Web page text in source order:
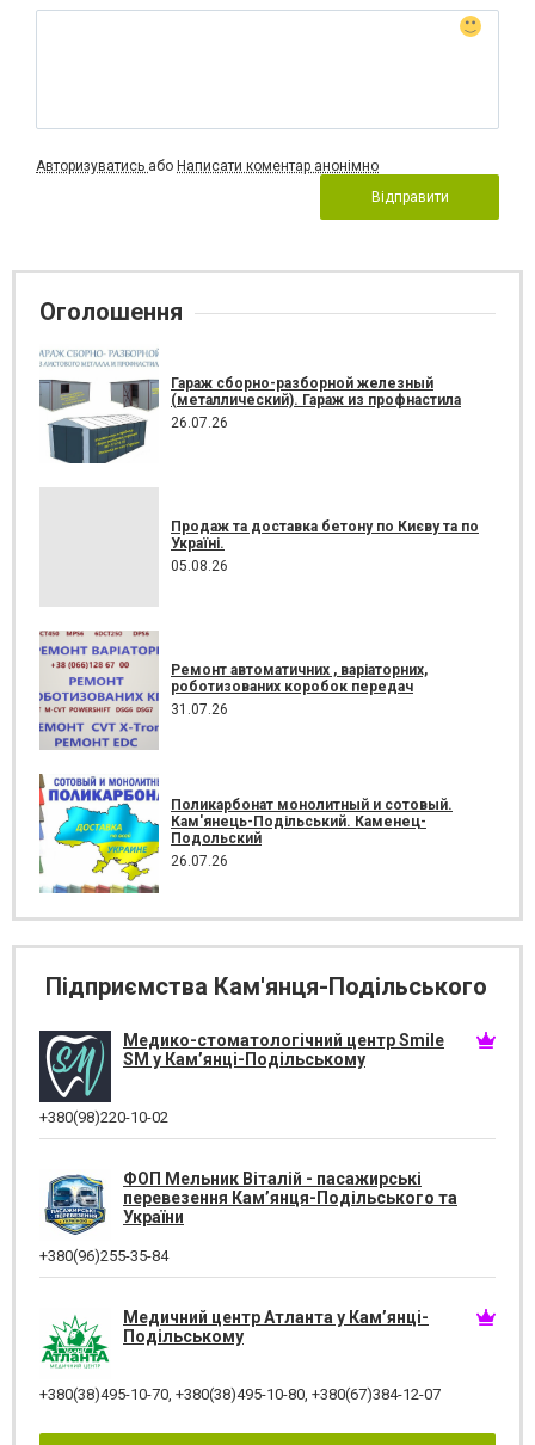
Авторизуватись або Написати коментар анонімно
Відправити
Оголошення
Гараж сборно-разборной железный
(металлический). Гараж из профнастила
26.07.26
Продаж та доставка бетону по Києву та по
Україні.
05.08.26
Ремонт автоматичних , варіаторних,
роботизованих коробок передач
31.07.26
Поликарбонат монолитный и сотовый.
Кам'янець-Подільський. Каменец-
Подольский
26.07.26
Підприємства Кам'янця-Подільського
Медико-стоматологічний центр Smile
SM у Кам’янці-Подільському
+380(98)220-10-02
ФОП Мельник Віталій - пасажирські
перевезення Кам’янця-Подільського та
України
+380(96)255-35-84
Медичний центр Атланта у Кам’янці-
Подільському
+380(38)495-10-70 +380(38)495-10-80 +380(67)384-12-07